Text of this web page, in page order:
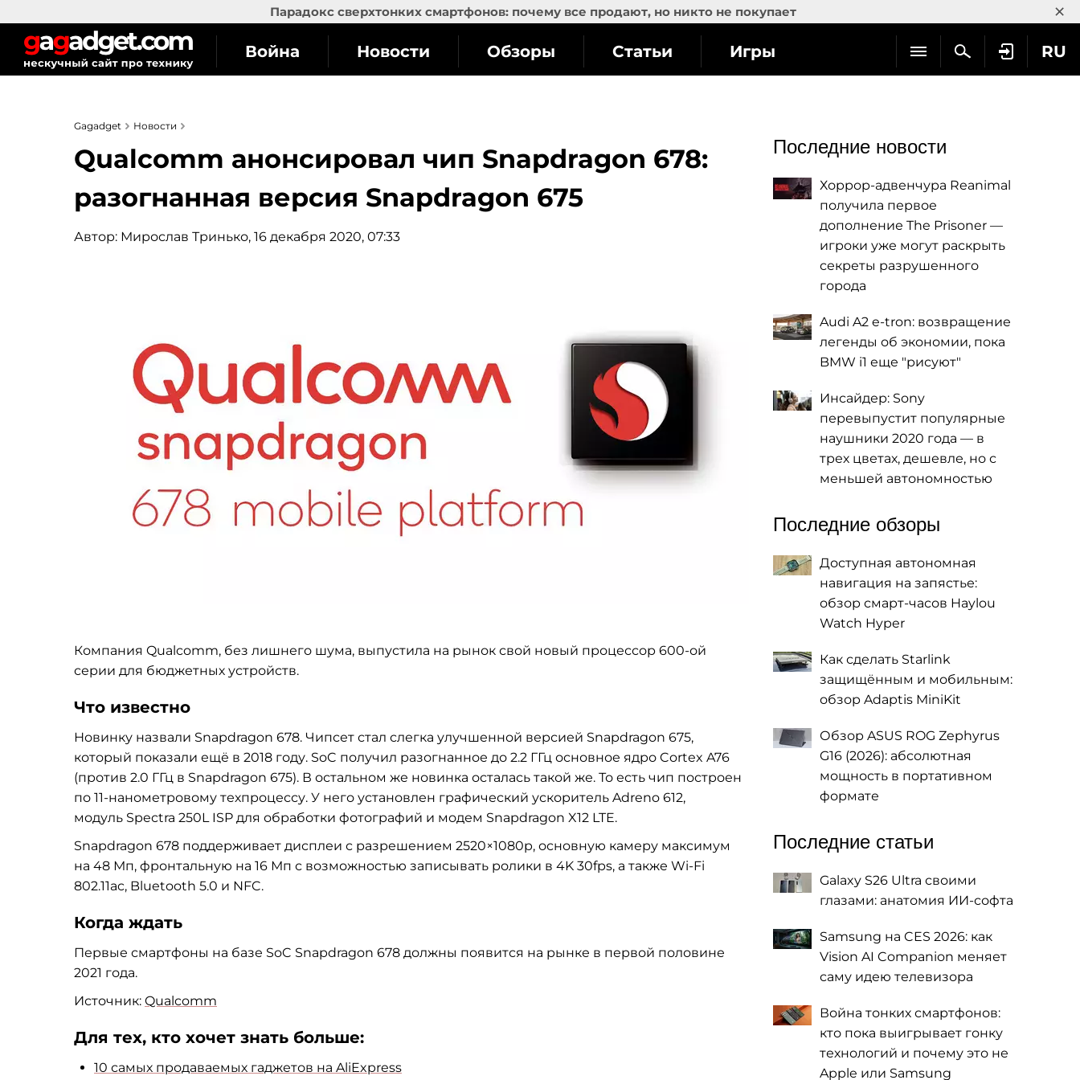
Парадокс сверхтонких смартфонов: почему все продают, но никто не покупает ×
RU
Война Новости Обзоры Статьи Игры
Gagadget Новости
Qualcomm анонсировал чип Snapdragon 678:
разогнанная версия Snapdragon 675
Автор: Мирослав Тринько, 16 декабря 2020, 07:33
Компания Qualcomm, без лишнего шума, выпустила на рынок свой новый процессор 600-ой
серии для бюджетных устройств.
Что известно
Новинку назвали Snapdragon 678. Чипсет стал слегка улучшенной версией Snapdragon 675,
который показали ещё в 2018 году. SoC получил разогнанное до 2.2 ГГц основное ядро Cortex A76
(против 2.0 ГГц в Snapdragon 675). В остальном же новинка осталась такой же. То есть чип построен
по 11-нанометровому техпроцессу. У него установлен графический ускоритель Adreno 612,
модуль Spectra 250L ISP для обработки фотографий и модем Snapdragon X12 LTE.
Snapdragon 678 поддерживает дисплеи с разрешением 2520×1080p, основную камеру максимум
на 48 Мп, фронтальную на 16 Мп с возможностью записывать ролики в 4K 30fps, а также Wi-Fi
802.11ac, Bluetooth 5.0 и NFC.
Когда ждать
Первые смартфоны на базе SoC Snapdragon 678 должны появится на рынке в первой половине
2021 года.
Источник: Qualcomm
Для тех, кто хочет знать больше:
10 самых продаваемых гаджетов на AliExpress
Последние новости
Хоррор-адвенчура Reanimal
получила первое
дополнение The Prisoner —
игроки уже могут раскрыть
секреты разрушенного
города
Audi A2 e-tron: возвращение
легенды об экономии, пока
BMW i1 еще "рисуют"
Инсайдер: Sony
перевыпустит популярные
наушники 2020 года — в
трех цветах, дешевле, но с
меньшей автономностью
Последние обзоры
Доступная автономная
навигация на запястье:
обзор смарт-часов Haylou
Watch Hyper
Как сделать Starlink
защищённым и мобильным:
обзор Adaptis MiniKit
Обзор ASUS ROG Zephyrus
G16 (2026): абсолютная
мощность в портативном
формате
Последние статьи
Galaxy S26 Ultra своими
глазами: анатомия ИИ-софта
Samsung на CES 2026: как
Vision AI Companion меняет
саму идею телевизора
Война тонких смартфонов:
кто пока выигрывает гонку
технологий и почему это не
Apple или Samsung